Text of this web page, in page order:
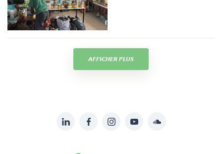
AFFICHER PLUS
LinkedInFacebookInstagramYouTubeSoundcloud